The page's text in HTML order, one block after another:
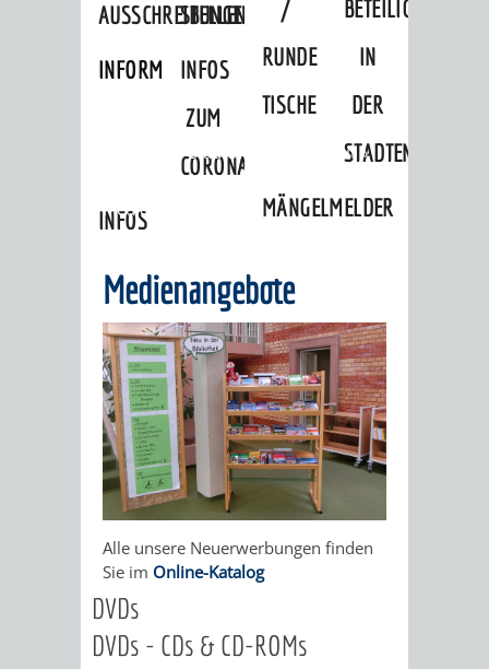
AUSSCHREIBUNGEN
INFORMATIONSPFLICHTEN
STELLENANGEBOTE
INFOS
ZUM
CORONAVIRUS
INFOS
ZUR
UKRAINE
/
RUNDE
TISCHE
BETEILIGUNGEN
IN
DER
MÄNGELMELDER
STADTPORTRAIT
WAPPENEHRENBÜRGER
REPORTAGEN
DER
IMAGEFILM
STADTGESCHICHTE
ENGAGIERTE
»Stadtthemen Freizeit»
Kultureinrichtungen
Medienangebote
Medienangebote
Alle unsere Neuerwerbungen finden
Sie im Online-Katalog
DVDs
DVDs - CDs & CD-ROMs